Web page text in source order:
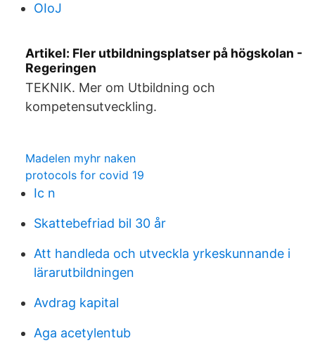
OIoJ
Artikel: Fler utbildningsplatser på högskolan -
Regeringen
TEKNIK. Mer om Utbildning och
kompetensutveckling.
Madelen myhr naken
protocols for covid 19
Ic n
Skattebefriad bil 30 år
Att handleda och utveckla yrkeskunnande i
lärarutbildningen
Avdrag kapital
Aga acetylentub